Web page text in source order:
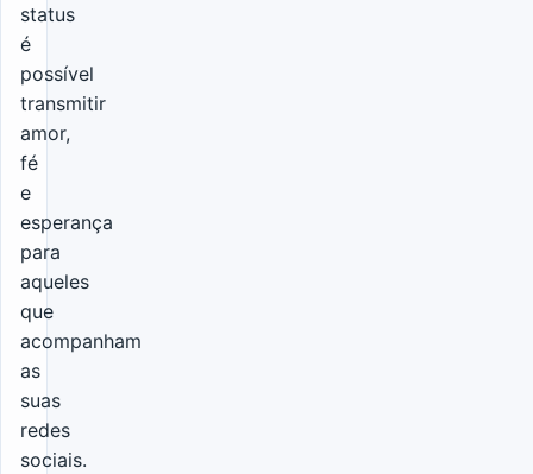
status
é
possível
transmitir
amor,
fé
e
esperança
para
aqueles
que
acompanham
as
suas
redes
sociais.